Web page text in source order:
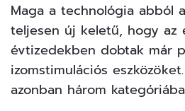
Maga a technológia abból
teljesen új keletű, hogy az
évtizedekben dobtak már
izomstimulációs
azonban három